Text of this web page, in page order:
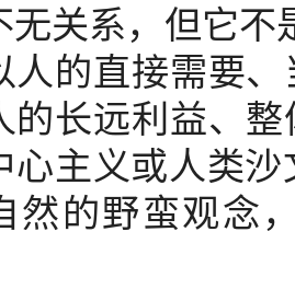
无关系，但它不
人的直接需要
的长远利益、
心主义或人类
然的野蛮观念